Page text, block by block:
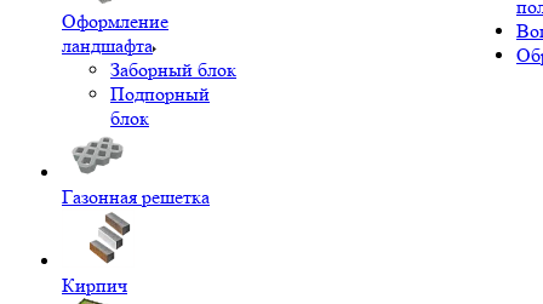
Оформление
ландшафта
Заборный блок
Подпорный
блок
Газонная решетка
Кирпич